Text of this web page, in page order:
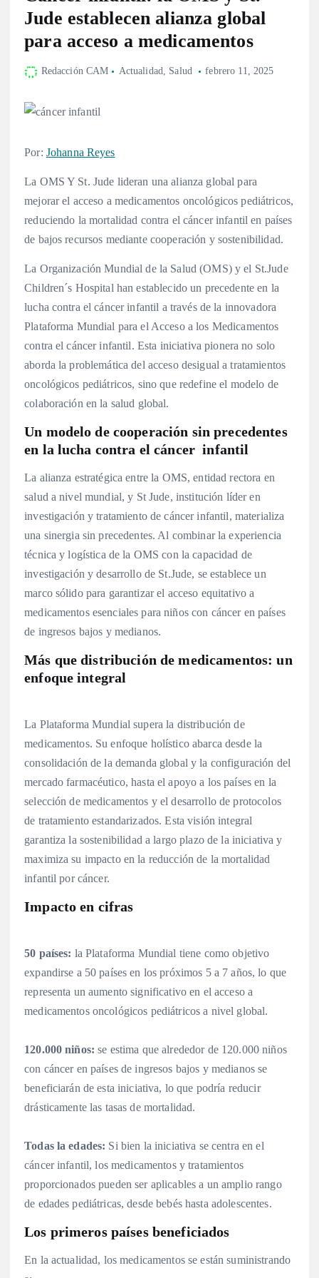
Jude establecen alianza global
para acceso a medicamentos
Redacción CAM Actualidad, Salud febrero 11, 2025
Por: Johanna Reyes
La OMS Y St. Jude lideran una alianza global para
mejorar el acceso a medicamentos oncológicos pediátricos,
reduciendo la mortalidad contra el cáncer infantil en países
de bajos recursos mediante cooperación y sostenibilidad.
La Organización Mundial de la Salud (OMS) y el St.Jude
Children´s Hospital han establecido un precedente en la
lucha contra el cáncer infantil a través de la innovadora
Plataforma Mundial para el Acceso a los Medicamentos
contra el cáncer infantil. Esta iniciativa pionera no solo
aborda la problemática del acceso desigual a tratamientos
oncológicos pediátricos, sino que redefine el modelo de
colaboración en la salud global.
Un modelo de cooperación sin precedentes
en la lucha contra el cáncer infantil
La alianza estratégica entre la OMS, entidad rectora en
salud a nivel mundial, y St Jude, institución líder en
investigación y tratamiento de cáncer infantil, materializa
una sinergia sin precedentes. Al combinar la experiencia
técnica y logística de la OMS con la capacidad de
investigación y desarrollo de St.Jude, se establece un
marco sólido para garantizar el acceso equitativo a
medicamentos esenciales para niños con cáncer en países
de ingresos bajos y medianos.
Más que distribución de medicamentos: un
enfoque integral
La Plataforma Mundial supera la distribución de
medicamentos. Su enfoque holístico abarca desde la
consolidación de la demanda global y la configuración del
mercado farmacéutico, hasta el apoyo a los países en la
selección de medicamentos y el desarrollo de protocolos
de tratamiento estandarizados. Esta visión integral
garantiza la sostenibilidad a largo plazo de la iniciativa y
maximiza su impacto en la reducción de la mortalidad
infantil por cáncer.
Impacto en cifras
50 países: la Plataforma Mundial tiene como objetivo
expandirse a 50 países en los próximos 5 a 7 años, lo que
representa un aumento significativo en el acceso a
medicamentos oncológicos pediátricos a nivel global.
120.000 niños: se estima que alrededor de 120.000 niños
con cáncer en países de ingresos bajos y medianos se
beneficiarán de esta iniciativa, lo que podría reducir
drásticamente las tasas de mortalidad.
Todas la edades: Si bien la iniciativa se centra en el
cáncer infantil, los medicamentos y tratamientos
proporcionados pueden ser aplicables a un amplio rango
de edades pediátricas, desde bebés hasta adolescentes.
Los primeros países beneficiados
En la actualidad, los medicamentos se están suministrando